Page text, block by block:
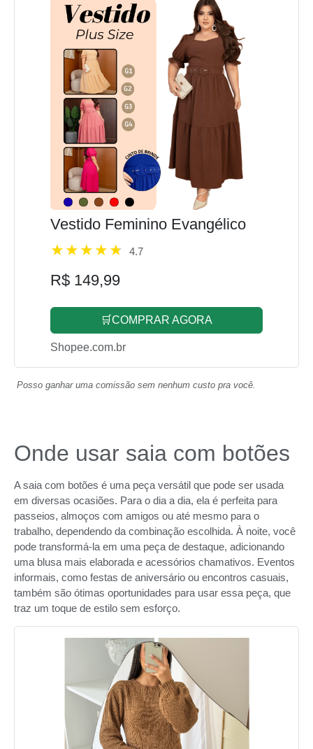
Vestido Feminino Evangélico
4.7
R$ 149,99
🛒COMPRAR AGORA
Shopee.com.br
Posso ganhar uma comissão sem nenhum custo pra você.
Onde usar saia com botões
A saia com botões é uma peça versátil que pode ser usada
em diversas ocasiões. Para o dia a dia, ela é perfeita para
passeios, almoços com amigos ou até mesmo para o
trabalho, dependendo da combinação escolhida. À noite, você
pode transformá-la em uma peça de destaque, adicionando
uma blusa mais elaborada e acessórios chamativos. Eventos
informais, como festas de aniversário ou encontros casuais,
também são ótimas oportunidades para usar essa peça, que
traz um toque de estilo sem esforço.